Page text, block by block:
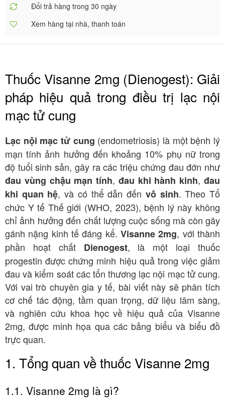
Đổi trả hàng trong 30 ngày
Xem hàng tại nhà, thanh toán
Thuốc Visanne 2mg (Dienogest): Giải
pháp hiệu quả trong điều trị lạc nội
mạc tử cung
Lạc nội mạc tử cung (endometriosis) là một bệnh lý
mạn tính ảnh hưởng đến khoảng 10% phụ nữ trong
độ tuổi sinh sản, gây ra các triệu chứng đau đớn như
đau vùng chậu mạn tính, đau khi hành kinh,đau
khi quan hệ, và có thể dẫn đến vô sinh. Theo Tổ
chức Y tế Thế giới (WHO, 2023), bệnh lý này không
chỉ ảnh hưởng đến chất lượng cuộc sống mà còn gây
gánh nặng kinh tế đáng kể. Visanne 2mg, với thành
phần hoạt chất Dienogest, là một loại thuốc
progestin được chứng minh hiệu quả trong việc giảm
đau và kiểm soát các tổn thương lạc nội mạc tử cung.
Với vai trò chuyên gia y tế, bài viết này sẽ phân tích
cơ chế tác động, tầm quan trọng, dữ liệu lâm sàng,
và nghiên cứu khoa học về hiệu quả của Visanne
2mg, được minh họa qua các bảng biểu và biểu đồ
trực quan.
1. Tổng quan về thuốc Visanne 2mg
1.1. Visanne 2mg là gì?